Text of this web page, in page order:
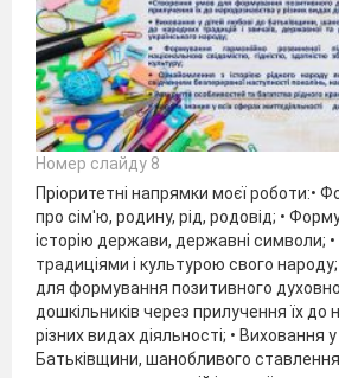
Номер слайду 8
Пріоритетні напрямки моєї роботи:•
про сім'ю, родину, рід, родовід; •
історію держави, державні символи;
традиціями і культурою свого
для формування позитивного
дошкільників через прилучення їх до
різних видах діяльності; • Виховання
Батьківщини, шанобливого